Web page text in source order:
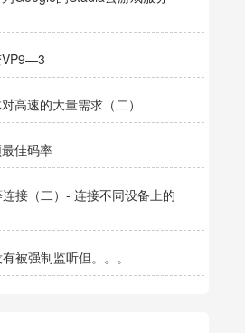
VP9—3
高速的大量需求（二）
佳码率
接（二）- 连接不同设备上的
被强制监听但。。。